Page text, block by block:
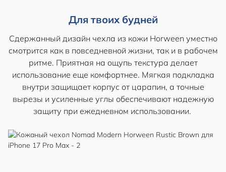
Для твоих будней
Сдержанный дизайн чехла из кожи Horween уместно
смотрится как в повседневной жизни, так и в рабочем
ритме. Приятная на ощупь текстура делает
использование еще комфортнее. Мягкая подкладка
внутри защищает корпус от царапин, а точные
вырезы и усиленные углы обеспечивают надежную
защиту при ежедневном использовании.